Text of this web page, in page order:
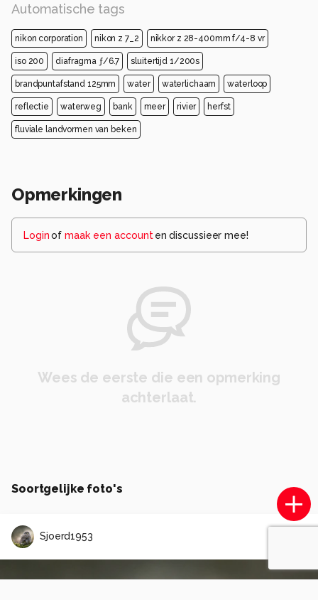
Automatische tags
nikon corporation nikon z 7_2 nikkor z 28-400mm f/4-8 vr
iso 200 diafragma ƒ/6.7 sluitertijd 1/200s
brandpuntafstand 125mm water waterlichaam waterloop
reflectie waterweg bank meer rivier herfst
fluviale landvormen van beken
Opmerkingen
Loginof maak een account en discussieer mee!
Wees de eerste die een opmerking
achterlaat.
Soortgelijke foto's
Sjoerd1953